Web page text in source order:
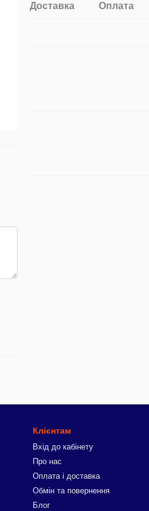
Доставка Оплата
Клієнтам
Вхід до кабінету
Про нас
Оплата і доставка
Обмін та повернення
Блог